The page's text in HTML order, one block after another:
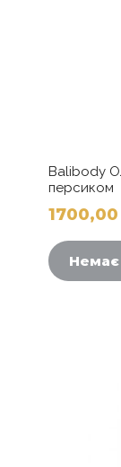
Balibody
персиком
1700,00
Немає